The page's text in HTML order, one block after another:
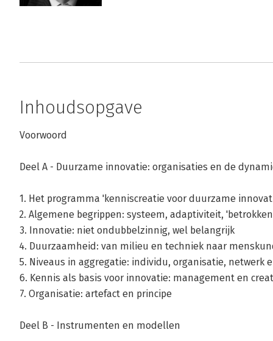
Inhoudsopgave
Voorwoord
Deel A - Duurzame innovatie: organisaties en de
1. Het programma 'kenniscreatie voor duurzame
2. Algemene begrippen: systeem, adaptiviteit,
3. Innovatie: niet ondubbelzinnig, wel belangrijk
4. Duurzaamheid: van milieu en techniek naar
5. Niveaus in aggregatie: individu, organisatie, netwerk
6. Kennis als basis voor innovatie: management en
7. Organisatie: artefact en principe
Deel B - Instrumenten en modellen